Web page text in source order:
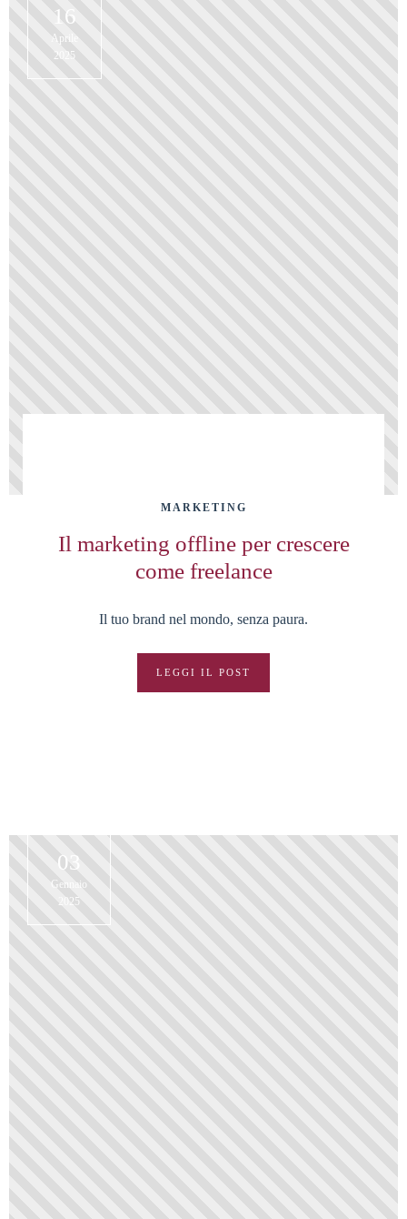
16
Aprile
2025
MARKETING
Il marketing offline per crescere
come freelance
Il tuo brand nel mondo, senza paura.
LEGGI IL POST
03
Gennaio
2025